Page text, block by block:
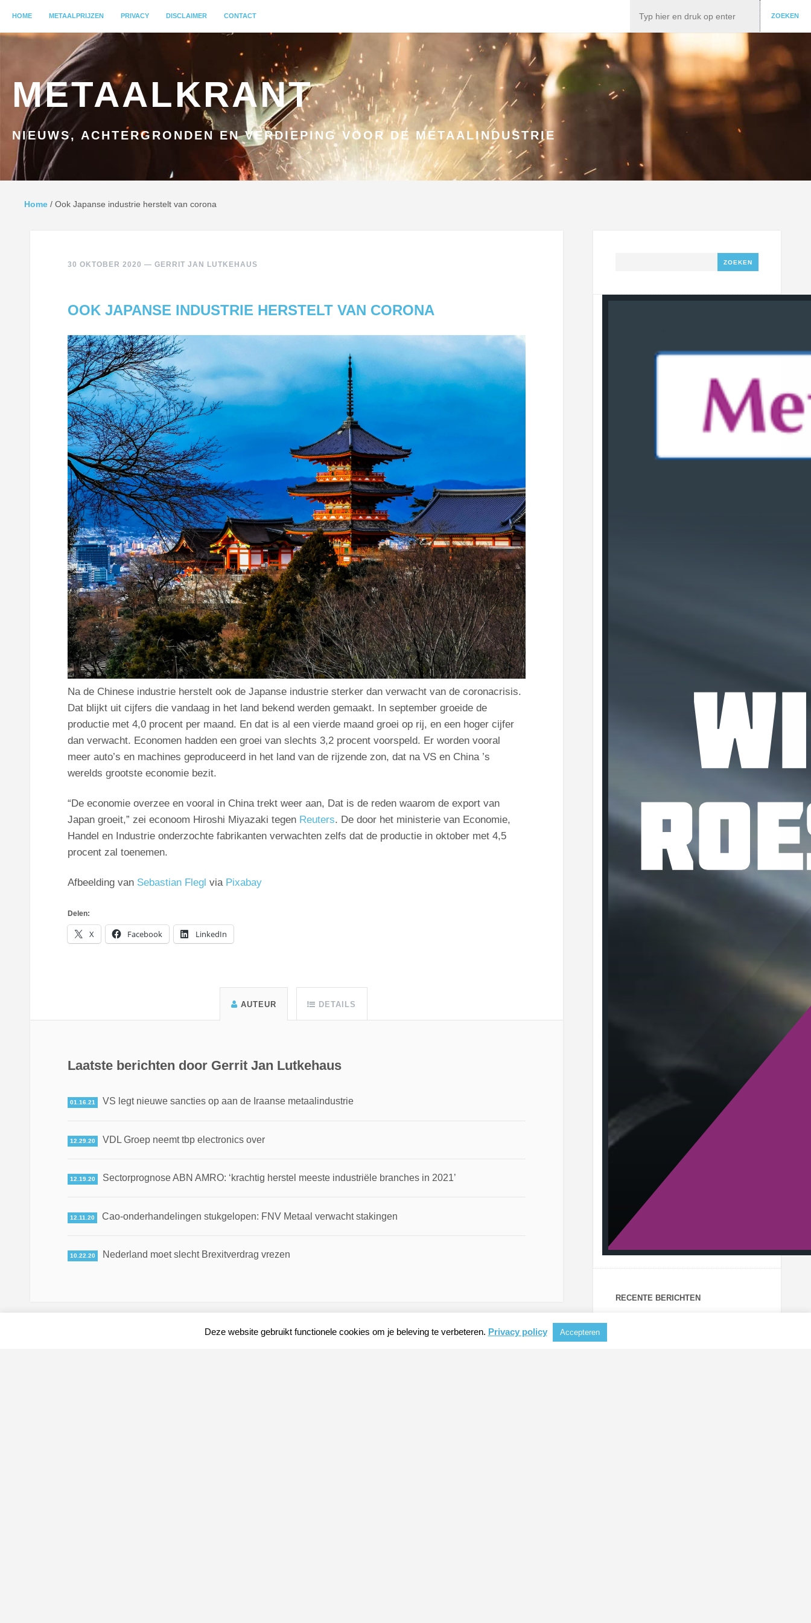
GA NAAR INHOUD
HOME METAALPRIJZEN PRIVACY DISCLAIMER CONTACT ZOEKEN
METAALKRANT
NIEUWS, ACHTERGRONDEN EN VERDIEPING VOOR DE METAALINDUSTRIE
Home / Ook Japanse industrie herstelt van corona
30 OKTOBER 2020 — GERRIT JAN LUTKEHAUS
OOK JAPANSE INDUSTRIE HERSTELT VAN CORONA
Na de Chinese industrie herstelt ook de Japanse industrie sterker dan verwacht van de coronacrisis.
Dat blijkt uit cijfers die vandaag in het land bekend werden gemaakt. In september groeide de
productie met 4,0 procent per maand. En dat is al een vierde maand groei op rij, en een hoger cijfer
dan verwacht. Economen hadden een groei van slechts 3,2 procent voorspeld. Er worden vooral
meer auto’s en machines geproduceerd in het land van de rijzende zon, dat na VS en China ’s
werelds grootste economie bezit.
“De economie overzee en vooral in China trekt weer aan, Dat is de reden waarom de export van
Japan groeit,” zei econoom Hiroshi Miyazaki tegen Reuters. De door het ministerie van Economie,
Handel en Industrie onderzochte fabrikanten verwachten zelfs dat de productie in oktober met 4,5
procent zal toenemen.
Afbeelding van Sebastian Flegl via Pixabay
Delen:
X Facebook LinkedIn
AUTEUR DETAILS
Laatste berichten door Gerrit Jan Lutkehaus
01.16.21 VS legt nieuwe sancties op aan de Iraanse metaalindustrie
12.29.20 VDL Groep neemt tbp electronics over
12.19.20 Sectorprognose ABN AMRO: ‘krachtig herstel meeste industriële branches in 2021’
12.11.20 Cao-onderhandelingen stukgelopen: FNV Metaal verwacht stakingen
10.22.20 Nederland moet slecht Brexitverdrag vrezen
RECENTE BERICHTEN
Deze website gebruikt functionele cookies om je beleving te verbeteren. Privacy policy Accepteren